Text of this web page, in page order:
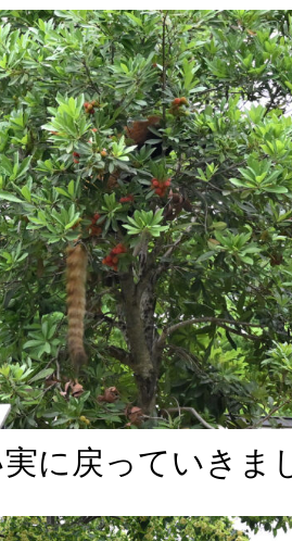
に戻っていきま